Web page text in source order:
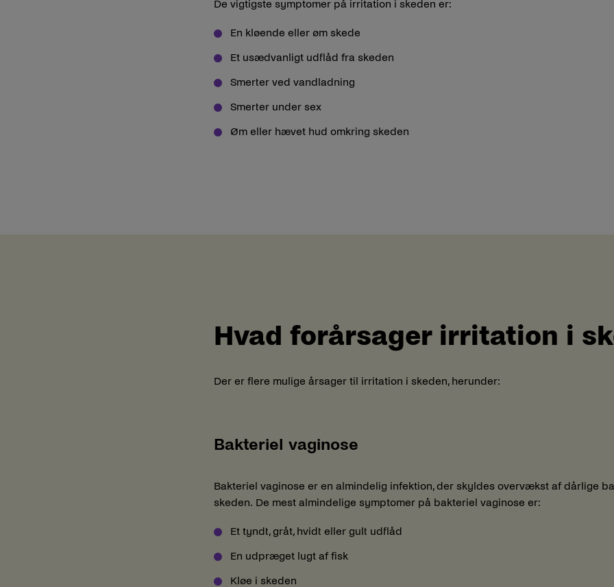
De vigtigste symptomer på irritation i skeden er:
En kløende eller øm skede
Et usædvanligt udflåd fra skeden
Smerter ved vandladning
Smerter under sex
Øm eller hævet hud omkring skeden
Hvad forårsager irritation i
Der er flere mulige årsager til irritation i skeden, herunder:
Bakteriel vaginose
Bakteriel vaginose er en almindelig infektion, der skyldes overvækst af dårlige
skeden. De mest almindelige symptomer på bakteriel vaginose er:
Et tyndt, gråt, hvidt eller gult udflåd
En udpræget lugt af fisk
Kløe i skeden